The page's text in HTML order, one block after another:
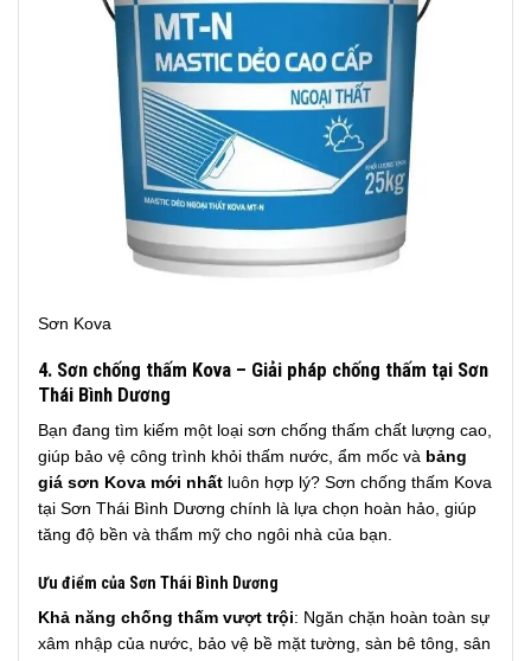
Sơn Kova
4. Sơn chống thấm Kova – Giải pháp chống thấm tại Sơn
Thái Bình Dương
Bạn đang tìm kiếm một loại sơn chống thấm chất lượng cao,
giúp bảo vệ công trình khỏi thấm nước, ẩm mốc và bảng
giá sơn Kova mới nhất luôn hợp lý? Sơn chống thấm Kova
tại Sơn Thái Bình Dương chính là lựa chọn hoàn hảo, giúp
tăng độ bền và thẩm mỹ cho ngôi nhà của bạn.
Ưu điểm của Sơn Thái Bình Dương
Khả năng chống thấm vượt trội: Ngăn chặn hoàn toàn sự
xâm nhập của nước, bảo vệ bề mặt tường, sàn bê tông, sân